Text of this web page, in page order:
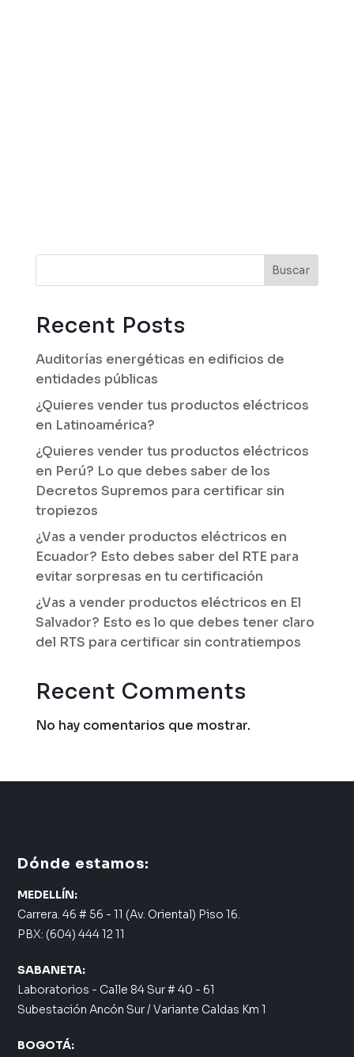
Buscar
Recent Posts
Auditorías energéticas en edificios de
entidades públicas
¿Quieres vender tus productos eléctricos
en Latinoamérica?
¿Quieres vender tus productos eléctricos
en Perú? Lo que debes saber de los
Decretos Supremos para certificar sin
tropiezos
¿Vas a vender productos eléctricos en
Ecuador? Esto debes saber del RTE para
evitar sorpresas en tu certificación
¿Vas a vender productos eléctricos en El
Salvador? Esto es lo que debes tener claro
del RTS para certificar sin contratiempos
Recent Comments
No hay comentarios que mostrar.
Dónde estamos:
MEDELLÍN:
Carrera. 46 # 56 - 11 (Av. Oriental) Piso 16.
PBX: (604) 444 12 11
SABANETA:
Laboratorios - Calle 84 Sur # 40 - 61
Subestación Ancón Sur / Variante Caldas Km 1
BOGOTÁ: